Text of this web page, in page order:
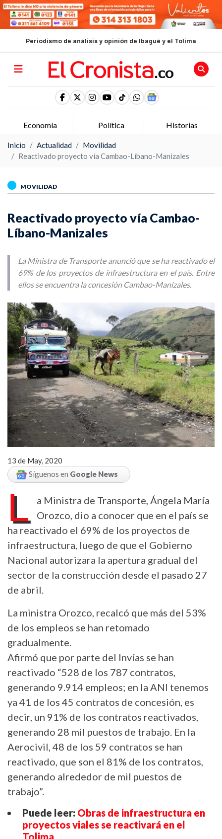
Periodismo de análisis y opinión de Ibagué y el Tolima
Economía Política Historias
Inicio Actualidad
Movilidad
Reactivado proyecto vía Cambao-Líbano-Manizales
MOVILIDAD
Reactivado proyecto vía Cambao-
Líbano-Manizales
La Ministra de Transporte anunció que se ha reactivado el
69% de los proyectos de infraestructura en el país. Entre
ellos se encuentra la concesión Cambao-Manizales.
13 de May, 2020
Síguenos en Google News
L
a Ministra de Transporte, Ángela María
Orozco, dio a conocer que en el país se
ha reactivado el 69% de los proyectos de
infraestructura, luego de que el Gobierno
Nacional autorizara la apertura gradual del
sector de la construcción desde el pasado 27
de abril.
La ministra Orozco, recalcó que más del 53%
de los empleos se han retomado
gradualmente.
Afirmó que por parte del Invías se han
reactivado “528 de los 787 contratos,
generando 9.914 empleos; en la ANI tenemos
ya 41 de los 45 contratos de concesión, es
decir, un 91% de los contratos reactivados,
generando 28 mil puestos de trabajo. En la
Aerocivil, 48 de los 59 contratos se han
reactivado, que son el 81% de los contratos,
generando alrededor de mil puestos de
trabajo”.
Puede leer: Obras de infraestructura en
proyectos viales se reactivará en el
Tolima